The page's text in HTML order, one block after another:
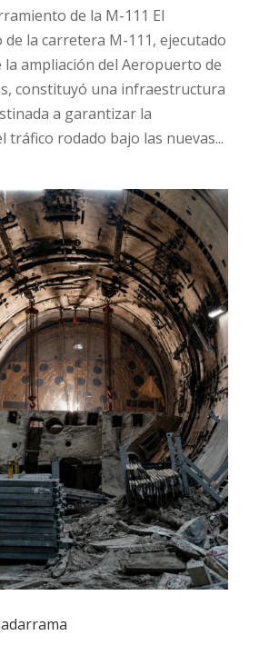
de la M-111 El
la carretera M-111, ejecutado
la ampliación del Aeropuerto de
constituyó una infraestructura
a garantizar la
tráfico rodado bajo las nuevas...